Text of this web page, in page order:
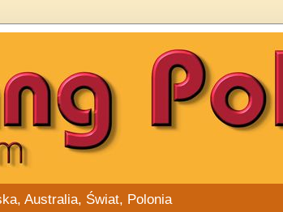
Australia, Świat, Polonia